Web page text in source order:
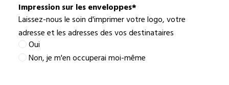
choix
Impression sur les enveloppes*
Laissez-nous le soin d'imprimer votre logo, votre
adresse et les adresses des vos destinataires
Oui
Non, je m'en occuperai moi-même